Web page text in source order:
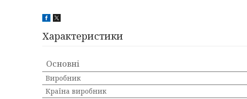
Характеристики
Основні
Виробник
Країна виробник